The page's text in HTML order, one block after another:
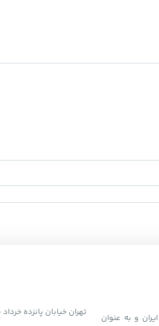
و به عنوان
تهران خیابان پانزده خرداد نبش